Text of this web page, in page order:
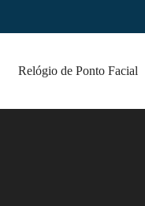
Relógio de Ponto Facial